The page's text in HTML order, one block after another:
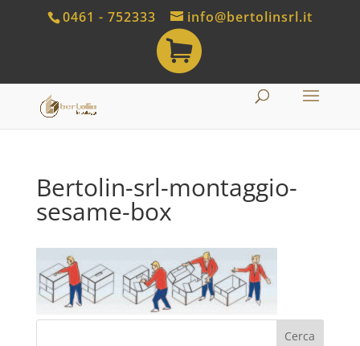
0461 - 752333
info@bertolinsrl.it
S
h
o
p
Bertolin-srl-montaggio-
sesame-box